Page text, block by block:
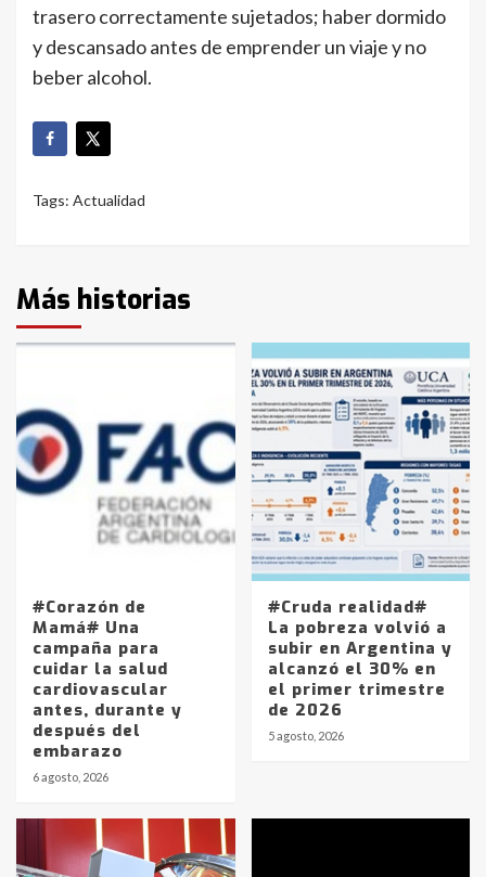
trasero correctamente sujetados; haber dormido
y descansado antes de emprender un viaje y no
beber alcohol.
Tags: Actualidad
Más historias
#Corazón de
Mamá# Una
campaña para
cuidar la salud
cardiovascular
antes, durante y
después del
embarazo
6 agosto, 2026
#Cruda realidad#
La pobreza volvió a
subir en Argentina y
alcanzó el 30% en
el primer trimestre
de 2026
5 agosto, 2026